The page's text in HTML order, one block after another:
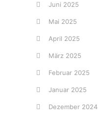
Juni 2025
Mai 2025
April 2025
März 2025
Februar 2025
Januar 2025
Dezember 2024